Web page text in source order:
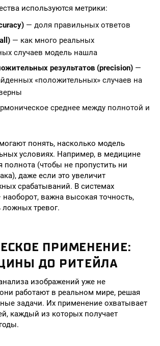
используются метрики:
— доля правильных ответов
— как много реальных
случаев модель нашла
результатов (precision) —
«положительных» случаев на
среднее между полнотой и
понять, насколько модель
условиях. Например, в медицине
полнота (чтобы не пропустить ни
даже если это увеличит
срабатываний. В системах
важна высокая точность,
тревог.
ПРИМЕНЕНИЕ:
ДО РИТЕЙЛА
изображений уже не
работают в реальном мире, решая
задачи. Их применение охватывает
каждый из которых получает